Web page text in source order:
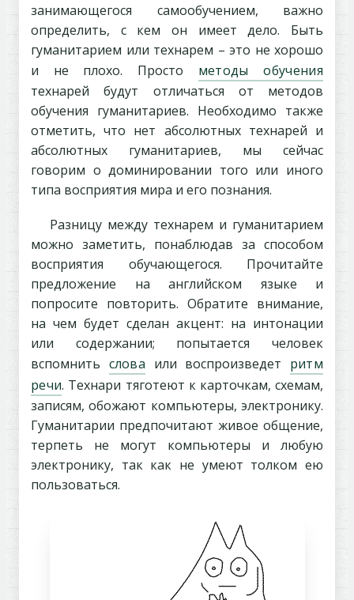
занимающегося самообучением, важно
определить, с кем он имеет дело. Быть
гуманитарием или технарем – это не хорошо
и не плохо. Просто методы обучения
технарей будут отличаться от методов
обучения гуманитариев. Необходимо также
отметить, что нет абсолютных технарей и
абсолютных гуманитариев, мы сейчас
говорим о доминировании того или иного
типа восприятия мира и его познания.
Разницу между технарем и гуманитарием
можно заметить, понаблюдав за способом
восприятия обучающегося. Прочитайте
предложение на английском языке и
попросите повторить. Обратите внимание,
на чем будет сделан акцент: на интонации
или содержании; попытается человек
вспомнить слова или воспроизведет ритм
речи. Технари тяготеют к карточкам, схемам,
записям, обожают компьютеры, электронику.
Гуманитарии предпочитают живое общение,
терпеть не могут компьютеры и любую
электронику, так как не умеют толком ею
пользоваться.